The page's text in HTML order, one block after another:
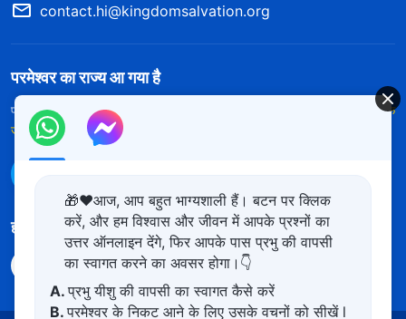
contact.hi@kingdomsalvation.org
परमेश्वर का राज्य आ गया है
परमेश्वर का राज्य पृथ्वी पर आ गया है! क्या आप इसमें प्रवेश करना चाहते हैं?
और अधिक
जानें
हमारा अनुसरण करें
🎁❤️आज, आप बहुत भाग्यशाली हैं। बटन पर क्लिक
करें, और हम विश्वास और जीवन में आपके प्रश्नों का
उत्तर ऑनलाइन देंगे, फिर आपके पास प्रभु की वापसी
का स्वागत करने का अवसर होगा।👇
A.प्रभु यीशु की वापसी का स्वागत कैसे करें
B.परमेश्वर के निकट आने के लिए उसके वचनों को सीखें l